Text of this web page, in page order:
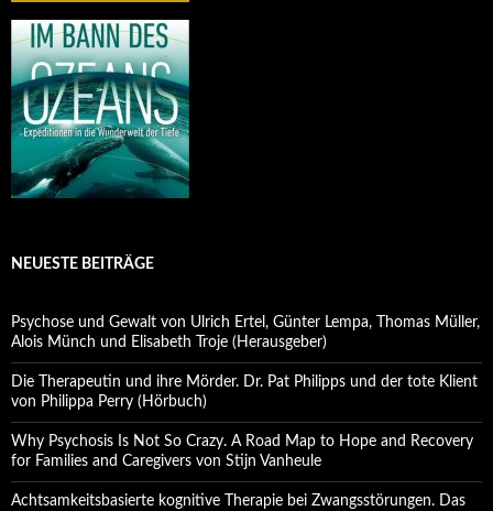
NEUESTE BEITRÄGE
Psychose und Gewalt von Ulrich Ertel, Günter Lempa, Thomas Müller,
Alois Münch und Elisabeth Troje (Herausgeber)
Die Therapeutin und ihre Mörder. Dr. Pat Philipps und der tote Klient
von Philippa Perry (Hörbuch)
Why Psychosis Is Not So Crazy. A Road Map to Hope and Recovery
for Families and Caregivers von Stijn Vanheule
Achtsamkeitsbasierte kognitive Therapie bei Zwangsstörungen. Das